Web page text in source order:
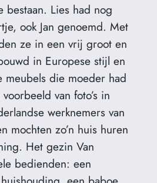
bestaan. Lies had nog
ook Jan genoemd. Met
ze in een vrij groot en
in Europese stijl en
meubels die moeder had
van foto’s in
werknemers van
mochten zo’n huis huren
Het gezin Van
bedienden: een